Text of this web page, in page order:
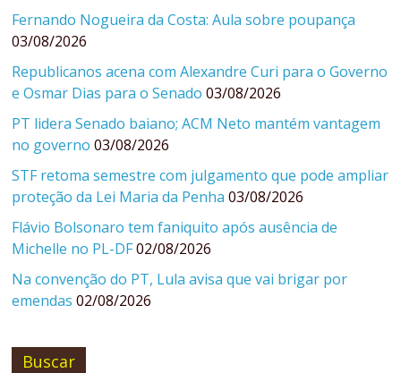
Fernando Nogueira da Costa: Aula sobre poupança
03/08/2026
Republicanos acena com Alexandre Curi para o Governo
e Osmar Dias para o Senado 03/08/2026
PT lidera Senado baiano; ACM Neto mantém vantagem
no governo 03/08/2026
STF retoma semestre com julgamento que pode ampliar
proteção da Lei Maria da Penha 03/08/2026
Flávio Bolsonaro tem faniquito após ausência de
Michelle no PL-DF02/08/2026
Na convenção do PT, Lula avisa que vai brigar por
emendas 02/08/2026
Buscar